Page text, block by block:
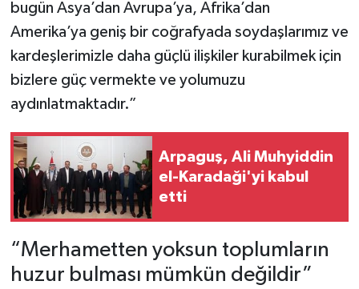
bugün Asya’dan Avrupa’ya, Afrika’dan
Amerika’ya geniş bir coğrafyada soydaşlarımız ve
kardeşlerimizle daha güçlü ilişkiler kurabilmek için
bizlere güç vermekte ve yolumuzu
aydınlatmaktadır.”
Arpaguş, Ali Muhyiddin
el-Karadaği'yi kabul
etti
“Merhametten yoksun toplumların
huzur bulması mümkün değildir”